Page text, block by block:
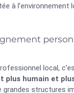
à l’environnement
local,
plus humain et
grandes structures